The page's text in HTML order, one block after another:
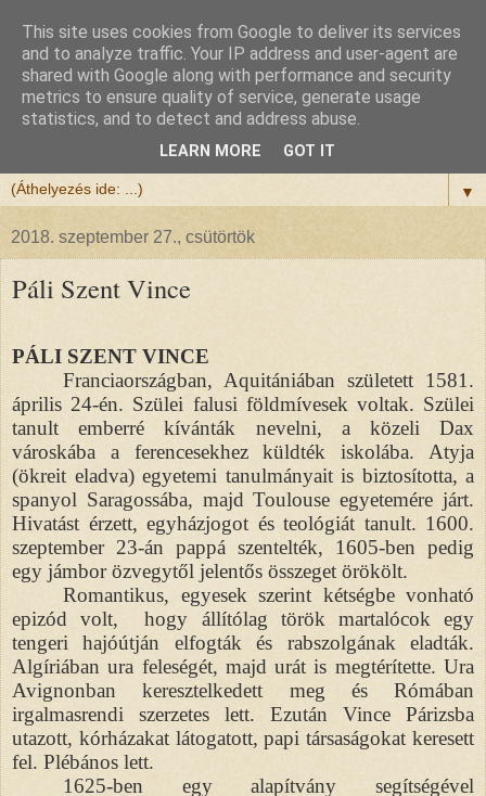
Félix atya
Szeretettel köszöntöm a honlapomra ellátogatót.
▼
2018. szeptember 27., csütörtök
Páli Szent Vince
PÁLI SZENT VINCE
Franciaországban, Aquitániában született 1581.
április 24-én. Szülei falusi földmívesek voltak. Szülei
tanult emberré kívánták nevelni, a közeli Dax
városkába a ferencesekhez küldték iskolába. Atyja
(ökreit eladva) egyetemi tanulmányait is biztosította, a
spanyol Saragossába, majd Toulouse egyetemére járt.
Hivatást érzett, egyházjogot és teológiát tanult. 1600.
szeptember 23-án pappá szentelték, 1605-ben pedig
egy jámbor özvegytől jelentős összeget örökölt.
Romantikus, egyesek szerint kétségbe vonható
epizód volt,
hogy állítólag török martalócok egy
tengeri hajóútján elfogták és rabszolgának eladták.
Algíriában ura feleségét, majd urát is megtérítette. Ura
Avignonban keresztelkedett meg és Rómában
irgalmasrendi szerzetes lett. Ezután Vince Párizsba
utazott, kórházakat látogatott, papi társaságokat keresett
fel. Plébános lett.
1625-ben egy alapítvány segítségével
This site uses cookies from Google to deliver its services
and to analyze traffic. Your IP address and user-agent are
shared with Google along with performance and security
metrics to ensure quality of service, generate usage
statistics, and to detect and address abuse.
LEARN MORE GOT IT